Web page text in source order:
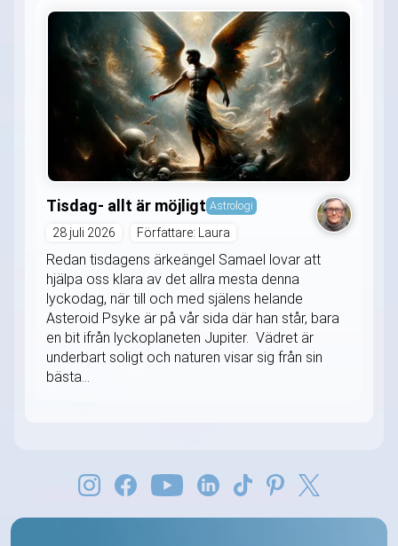
Tisdag- allt är möjligt Astrologi
28 juli 2026 Författare: Laura
Redan tisdagens ärkeängel Samael lovar att
hjälpa oss klara av det allra mesta denna
lyckodag, när till och med själens helande
Asteroid Psyke är på vår sida där han står, bara
en bit ifrån lyckoplaneten Jupiter. Vädret är
underbart soligt och naturen visar sig från sin
bästa...